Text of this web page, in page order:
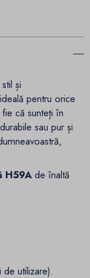
și
pentru orice
că sunteți în
sau pur și
H59A de înaltă
utilizare).